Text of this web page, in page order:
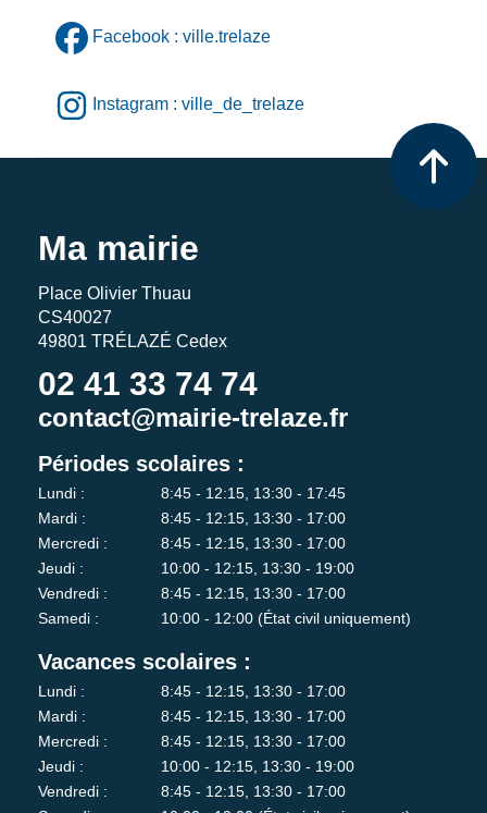
Facebook : ville.trelaze
Instagram : ville_de_trelaze
Ma mairie
Place Olivier Thuau
CS40027
49801 TRÉLAZÉ Cedex
02 41 33 74 74
contact@mairie-trelaze.fr
Périodes scolaires :
Lundi :
8:45 - 12:15, 13:30 - 17:45
Mardi :
8:45 - 12:15, 13:30 - 17:00
Mercredi :
8:45 - 12:15, 13:30 - 17:00
Jeudi :
10:00 - 12:15, 13:30 - 19:00
Vendredi :
8:45 - 12:15, 13:30 - 17:00
Samedi :
10:00 - 12:00 (État civil uniquement)
Vacances scolaires :
Lundi :
8:45 - 12:15, 13:30 - 17:00
Mardi :
8:45 - 12:15, 13:30 - 17:00
Mercredi :
8:45 - 12:15, 13:30 - 17:00
Jeudi :
10:00 - 12:15, 13:30 - 19:00
Vendredi :
8:45 - 12:15, 13:30 - 17:00